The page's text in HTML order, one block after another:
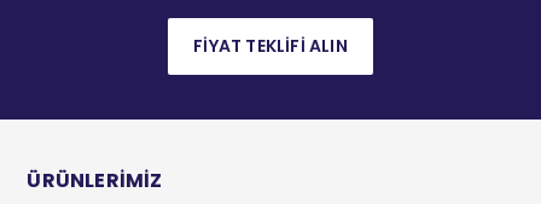
FİYAT TEKLİFİ ALIN
ÜRÜNLERİMİZ